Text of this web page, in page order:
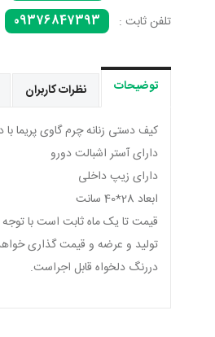
تلفن ثابت :
09376847393
توضیحات نظرات کاربران
کیف دستی زنانه چرم گاوی پریما
دارای آستر اشبالت دورو
دارای زیپ داخلی
ابعاد 28*40 سانت
قیمت تا یک ماه ثابت است با توجه
تولید و عرضه و قیمت گذاری
دررنگ دلخواه قابل اجراست.